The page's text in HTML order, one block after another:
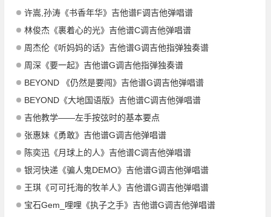
许嵩,孙涛《书香年华》吉他谱F调吉他弹唱谱
林俊杰《裹着心的光》吉他谱C调吉他弹唱谱
周杰伦《听妈妈的话》吉他谱G调吉他指弹独奏谱
周深《要一起》吉他谱G调吉他指弹独奏谱
BEYOND 《仍然是要闯》吉他谱G调吉他弹唱谱
BEYOND《大地国语版》吉他谱C调吉他弹唱谱
吉他教学——左手按弦时的基本要点
张惠妹《勇敢》吉他谱G调吉他弹唱谱
陈奕迅《月球上的人》吉他谱C调吉他弹唱谱
银河快递《骗人鬼DEMO》吉他谱G调吉他弹唱谱
王琪《可可托海的牧羊人》吉他谱G调吉他弹唱谱
宝石Gem_哩哩《执子之手》吉他谱G调吉他弹唱谱